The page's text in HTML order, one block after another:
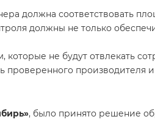
должна соответствовать
должны не только
не будут отвлекать
проверенного производителя
, было принято решение